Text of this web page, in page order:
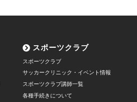
スポーツクラブ
スポーツクラブ
サッカークリニック・イベント情報
スポーツクラブ講師一覧
各種手続きについて